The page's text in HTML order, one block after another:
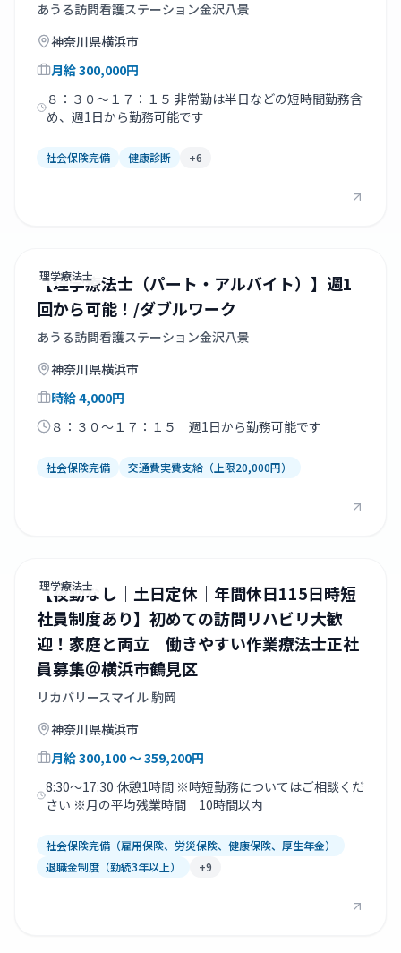
あうる訪問看護ステーション金沢八景
神奈川県横浜市
月給300,000円
８：３０～１７：１５ 非常勤は半日などの短時間勤務含
め、週1日から勤務可能です
社会保険完備 健康診断 +6
理学療法士
【理学療法士（パート・アルバイト）】週1
回から可能！/ダブルワーク
あうる訪問看護ステーション金沢八景
神奈川県横浜市
時給4,000円
８：３０～１７：１５ 週1日から勤務可能です
社会保険完備 交通費実費支給（上限20,000円）
理学療法士
【夜勤なし｜土日定休｜年間休日115日時短
社員制度あり】初めての訪問リハビリ大歓
迎！家庭と両立｜働きやすい作業療法士正社
員募集＠横浜市鶴見区
リカバリースマイル 駒岡
神奈川県横浜市
月給300,100〜 359,200円
8:30～17:30 休憩1時間 ※時短勤務についてはご相談くだ
さい ※月の平均残業時間 10時間以内
社会保険完備（雇用保険、労災保険、健康保険、厚生年金）
退職金制度（勤続3年以上）
+9